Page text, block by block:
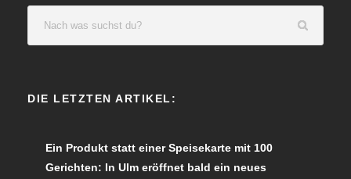
DIE LETZTEN ARTIKEL:
Ein Produkt statt einer Speisekarte mit 100
Gerichten: In Ulm eröffnet bald ein neues